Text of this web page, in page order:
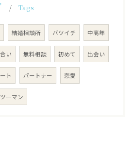
Tags
結婚相談所 バツイチ 中高年
い 無料相談 初めて 出会い
ト パートナー 恋愛
ーマン